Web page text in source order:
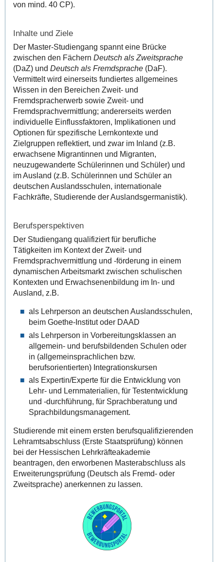
von mind. 40 CP).
Inhalte und Ziele
Der Master-Studiengang spannt eine Brücke
zwischen den Fächern Deutsch als Zweitsprache
(DaZ) und Deutsch als Fremdsprache(DaF).
Vermittelt wird einerseits fundiertes allgemeines
Wissen in den Bereichen Zweit- und
Fremdspracherwerb sowie Zweit- und
Fremdsprachvermittlung; andererseits werden
individuelle Einflussfaktoren, Implikationen und
Optionen für spezifische Lernkontexte und
Zielgruppen reflektiert, und zwar im Inland (z.B.
erwachsene Migrantinnen und Migranten,
neuzugewanderte Schülerinnen und Schüler) und
im Ausland (z.B. Schülerinnen und Schüler an
deutschen Auslandsschulen, internationale
Fachkräfte, Studierende der Auslandsgermanistik).
Berufsperspektiven
Der Studiengang qualifiziert für berufliche
Tätigkeiten im Kontext der Zweit- und
Fremdsprachvermittlung und -förderung in einem
dynamischen Arbeitsmarkt zwischen schulischen
Kontexten und Erwachsenenbildung im In- und
Ausland, z.B.
als Lehrperson an deutschen Auslandsschulen,
beim Goethe-Institut oder DAAD
als Lehrperson in Vorbereitungsklassen an
allgemein- und berufsbildenden Schulen oder
in (allgemeinsprachlichen bzw.
berufsorientierten) Integrationskursen
als Expertin/Experte für die Entwicklung von
Lehr- und Lernmaterialien, für Testentwicklung
und -durchführung, für Sprachberatung und
Sprachbildungsmanagement.
Studierende mit einem ersten berufsqualifizierenden
Lehramtsabschluss (Erste Staatsprüfung) können
bei der Hessischen Lehrkräfteakademie
beantragen, den erworbenen Masterabschluss als
Erweiterungsprüfung (Deutsch als Fremd- oder
Zweitsprache) anerkennen zu lassen.